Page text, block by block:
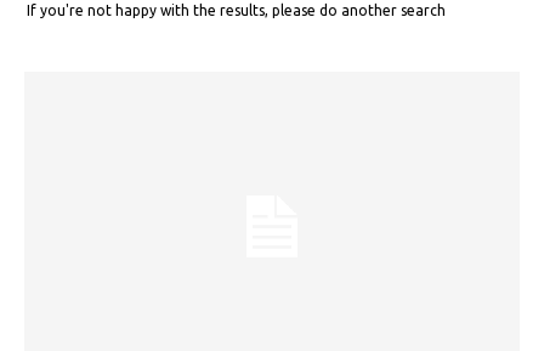
If you're not happy with the results, please do another search